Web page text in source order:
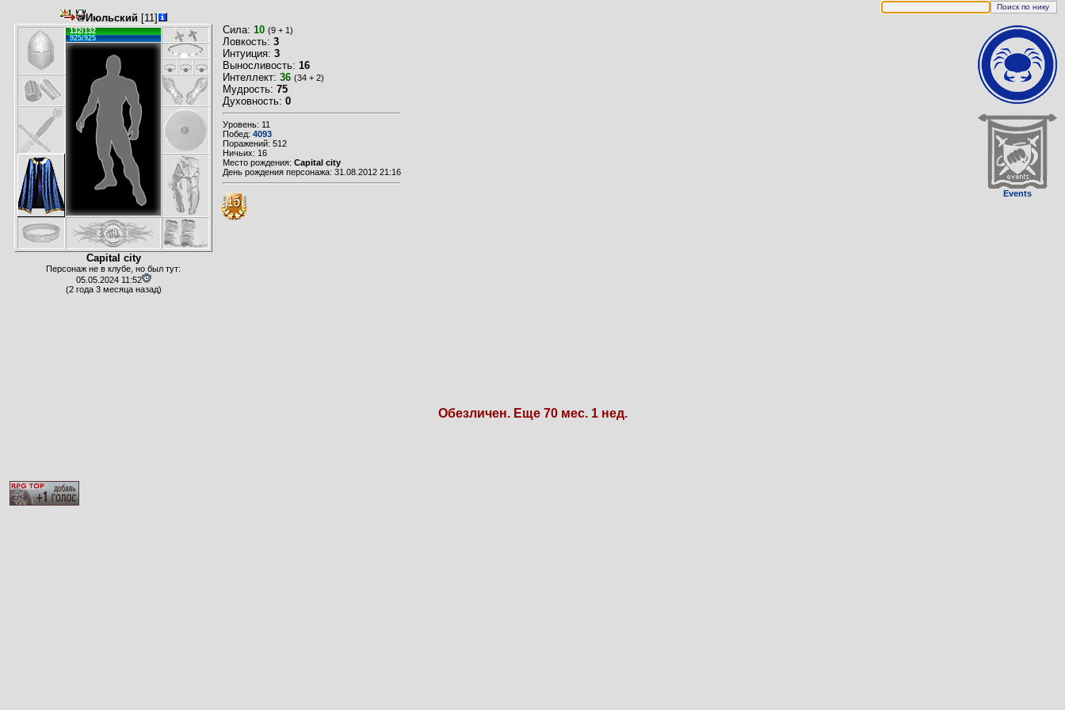
Events
Июльский [11]
132/132
925/925
Capital city
Персонаж не в клубе, но был тут:
05.05.2024 11:52
(2 года 3 месяца назад)
Сила: 10 (9 + 1)
Ловкость: 3
Интуиция: 3
Выносливость: 16
Интеллект: 36 (34 + 2)
Мудрость: 75
Духовность: 0
Уровень: 11
Побед: 4093
Поражений: 512
Ничьих: 16
Место рождения: Capital city
День рождения персонажа: 31.08.2012 21:16
Обезличен. Еще 70 мес. 1 нед.